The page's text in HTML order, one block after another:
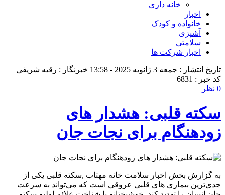
خانه داری
اخبار
خانواده و کودک
آشپزی
سلامتی
اخبار شرکت ها
تاریخ انتشار : جمعه 3 ژانویه 2025 - 13:58
خبرنگار : رقیه شریفی
کد خبر : 6831
0 نظر
سکته قلبی: هشدار های
زودهنگام برای نجات جان
به گزارش بخش اخبار سلامت خانه مهتاب ,سکته قلبی یکی از
جدی‌ترین بیماری‌ های قلبی عروقی است که می‌تواند به سرعت